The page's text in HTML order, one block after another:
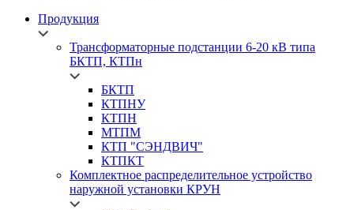
Продукция
Трансформаторные подстанции 6-20 кВ типа
БКТП, КТПн
БКТП
КТПНУ
КТПН
МТПМ
КТП "СЭНДВИЧ"
КТПКТ
Комплектное распределительное устройство
наружной установки КРУН